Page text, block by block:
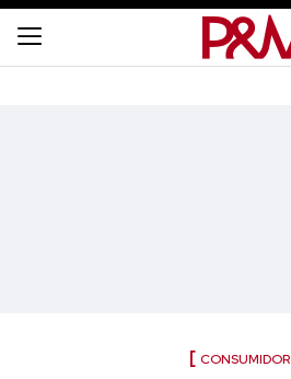
CONSUMIDOR